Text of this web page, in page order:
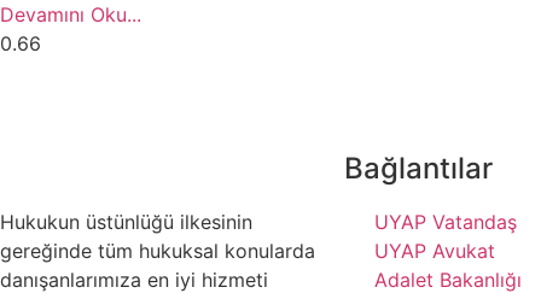
Devamını Oku...
Hukukun üstünlüğü ilkesinin
gereğinde tüm hukuksal konularda
danışanlarımıza en iyi hizmeti
Bağlantılar
UYAP Vatandaş
UYAP Avukat
Adalet Bakanlığı